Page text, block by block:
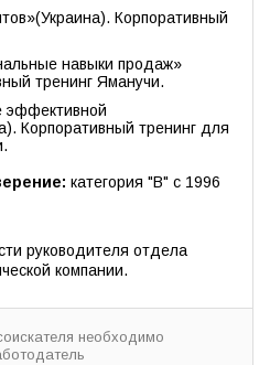
Корпоративный
навыки продаж»
тренинг Яманучи.
эффективной
Корпоративный тренинг для
категория "В" с 1996
руководителя отдела
компании.
необходимо